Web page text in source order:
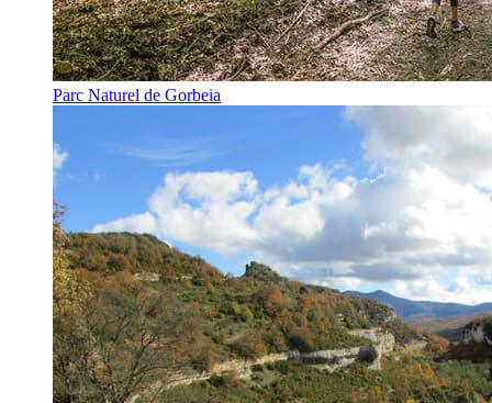
Parc Naturel de Gorbeia